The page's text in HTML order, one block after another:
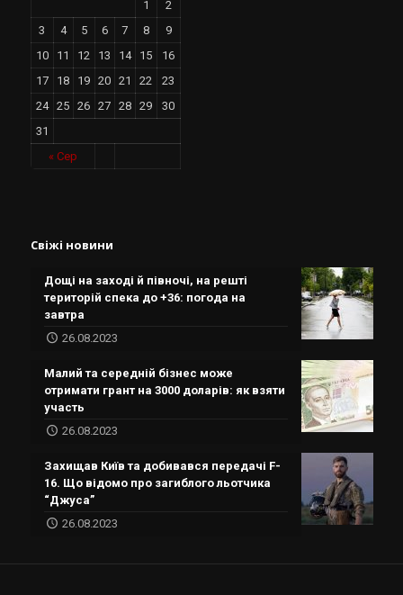
« Сер
1
2
3
4 5 6 7 8
9
10
11 12 13 14 15
16
17
18 19 20 21 22
23
24
25 26 27 28 29
30
31
Свіжі новини
Дощі на заході й півночі, на решті
територій спека до +36: погода на
завтра
26.08.2023
Малий та середній бізнес може
отримати грант на 3000 доларів: як взяти
участь
26.08.2023
Захищав Київ та добивався передачі F-
16. Що відомо про загиблого льотчика
“Джуса”
26.08.2023